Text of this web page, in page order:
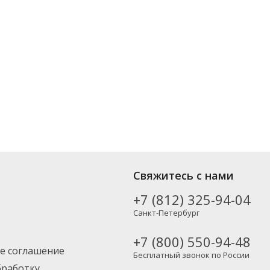
производителей, включая новинки. Вы можете выбрать нужный
и другие регионы России – партнерской транспортной
соглашение
Свяжитесь с нами
+7 (812) 325-94-04
Санкт-Петербург
+7 (800) 550-94-48
Бесплатный звонок по России